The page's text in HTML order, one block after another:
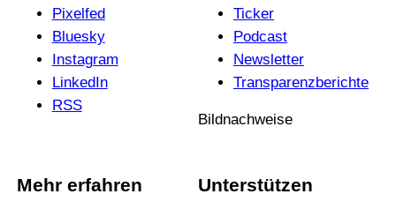
Pixelfed
Bluesky
Instagram
LinkedIn
RSS
Ticker
Podcast
News­letter
Trans­pa­renz­be­richte
Bildnachweise
Mehr erfahren Unterstützen